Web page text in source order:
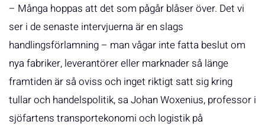
– Många hoppas att det som pågår blåser över. Det vi
ser i de senaste intervjuerna är en slags
handlingsförlamning – man vågar inte fatta beslut om
nya fabriker, leverantörer eller marknader så länge
framtiden är så oviss och inget riktigt satt sig kring
tullar och handelspolitik, sa Johan Woxenius, professor i
sjöfartens transportekonomi och logistik på